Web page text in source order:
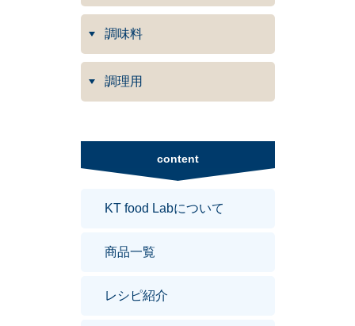
調味料
調理用
content
KT food Labについて
商品一覧
レシピ紹介